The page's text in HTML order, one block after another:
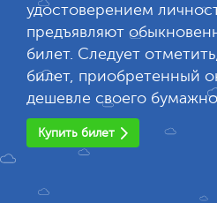
удостоверением
предъявляют
билет. Следует
билет, приобретенный
дешевле своего
Купить билет